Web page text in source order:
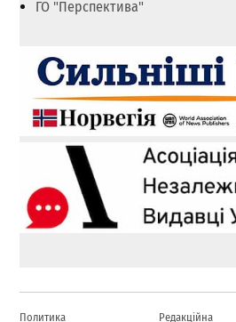
ГО "Перспектива"
Политика Редакційна